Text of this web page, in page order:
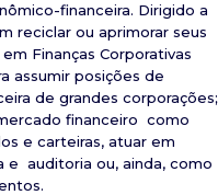
financeira. Dirigido a
reciclar ou aprimorar seus
Finanças Corporativas
assumir posições de
de grandes corporações;
financeiro como
e carteiras, atuar em
e auditoria ou, ainda, como